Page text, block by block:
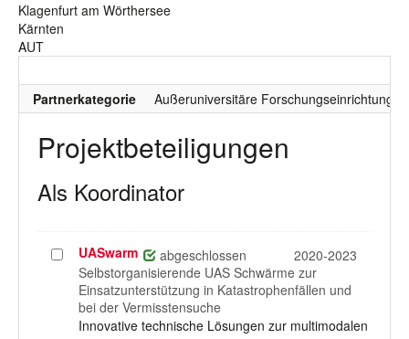
Klagenfurt am Wörthersee
Kärnten
AUT
Partnerkategorie Außeruniversitäre Forschungseinrichtung
Projektbeteiligungen
Als Koordinator
Projekt
auswählen
UASwarm abgeschlossen
2020-2023
Selbstorganisierende UAS Schwärme zur
Einsatzunterstützung in Katastrophenfällen und
bei der Vermisstensuche
Innovative technische Lösungen zur multimodalen